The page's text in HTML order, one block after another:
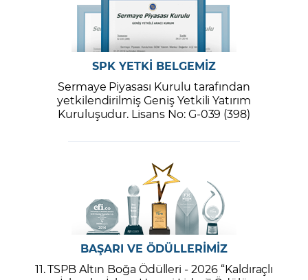
SPK YETKİ BELGEMİZ
Sermaye Piyasası Kurulu tarafından
yetkilendirilmiş Geniş Yetkili Yatırım
Kuruluşudur. Lisans No: G-039 (398)
BAŞARI VE ÖDÜLLERİMİZ
11. TSPB Altın Boğa Ödülleri - 2026 “Kaldıraçlı